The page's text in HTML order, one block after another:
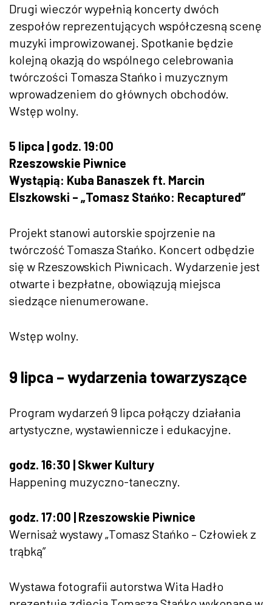
Drugi wieczór wypełnią koncerty dwóch
zespołów reprezentujących współczesną scenę
muzyki improwizowanej. Spotkanie będzie
kolejną okazją do wspólnego celebrowania
twórczości Tomasza Stańko i muzycznym
wprowadzeniem do głównych obchodów.
Wstęp wolny.
5 lipca | godz. 19:00
Rzeszowskie Piwnice
Wystąpią: Kuba Banaszek ft. Marcin
Elszkowski – „Tomasz Stańko: Recaptured”
Projekt stanowi autorskie spojrzenie na
twórczość Tomasza Stańko. Koncert odbędzie
się w Rzeszowskich Piwnicach. Wydarzenie jest
otwarte i bezpłatne, obowiązują miejsca
siedzące nienumerowane.
Wstęp wolny.
9 lipca – wydarzenia towarzyszące
Program wydarzeń 9 lipca połączy działania
artystyczne, wystawiennicze i edukacyjne.
godz. 16:30 | Skwer Kultury
Happening muzyczno-taneczny.
godz. 17:00 | Rzeszowskie Piwnice
Wernisaż wystawy „Tomasz Stańko – Człowiek z
trąbką”
Wystawa fotografii autorstwa Wita Hadło